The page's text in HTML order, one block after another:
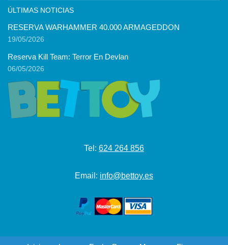
ÚLTIMAS NOTICIAS
RESERVA WARHAMMER 40.000 ARMAGEDDON
19/05/2026
Reserva Kill Team: Terror En Devlan
06/05/2026
Tel: 624 264 856
Email: info@bettoy.es